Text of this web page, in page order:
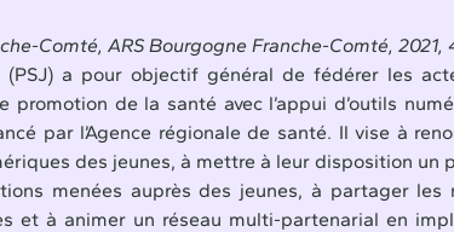
Comté, ARS Bourgogne Franche-Comté, 2021,
(PSJ) a pour objectif général de fédérer les
promotion de la santé avec l’appui d’outils
par l’Agence régionale de santé. Il vise à
des jeunes, à mettre à leur disposition
menées auprès des jeunes, à partager les
et à animer un réseau multi-partenarial en